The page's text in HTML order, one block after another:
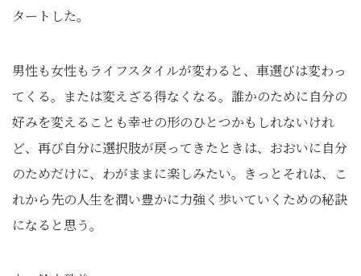
タートした。
男性も女性もライフスタイルが変わると、車選びは変わっ
てくる。または変えざる得なくなる。誰かのために自分の
好みを変えることも幸せの形のひとつかもしれないけれ
ど、再び自分に選択肢が戻ってきたときは、おおいに自分
のためだけに、わがままに楽しみたい。きっとそれは、こ
れから先の人生を潤い豊かに力強く歩いていくための秘訣
になると思う。